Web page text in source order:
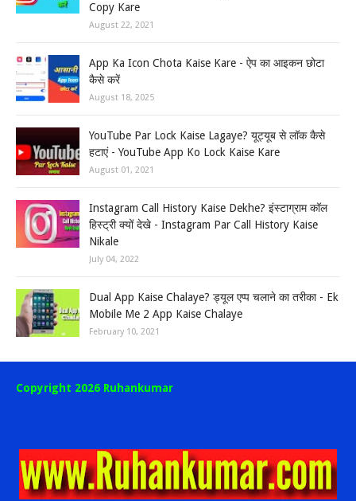
Copy Kare
August 22, 2021
App Ka Icon Chota Kaise Kare - ऐप का आइकन छोटा
कैसे करें
August 18, 2025
YouTube Par Lock Kaise Lagaye? यूट्यूब से लॉक कैसे
हटाएं - YouTube App Ko Lock Kaise Kare
August 01, 2021
Instagram Call History Kaise Dekhe? इंस्टाग्राम कॉल
हिस्ट्री क्यों देखे - Instagram Par Call History Kaise
Nikale
July 04, 2022
Dual App Kaise Chalaye? ड्यूल एप्प चलाने का तरीका - Ek
Mobile Me 2 App Kaise Chalaye
February 10, 2021
Copyright 2026 Ruhankumar